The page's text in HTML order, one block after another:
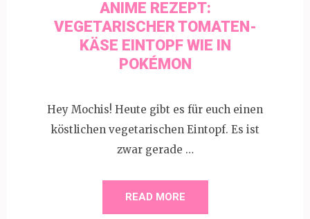
ANIME REZEPT:
VEGETARISCHER TOMATEN-
KÄSE EINTOPF WIE IN
POKÉMON
Hey Mochis! Heute gibt es für euch einen
köstlichen vegetarischen Eintopf. Es ist
zwar gerade …
READ MORE